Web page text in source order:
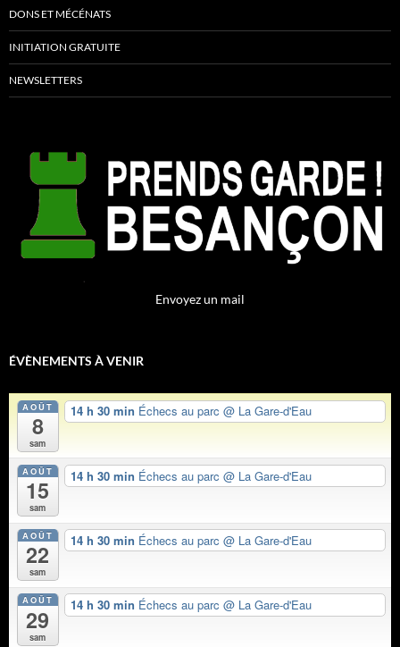
DONS ET MÉCÉNATS
INITIATION GRATUITE
NEWSLETTERS
Envoyez un mail
ÉVÈNEMENTS À VENIR
AOÛT
8
sam
14 h 30 min Échecs au parc @ La Gare-d'Eau
AOÛT
15
sam
14 h 30 min Échecs au parc @ La Gare-d'Eau
AOÛT
22
sam
14 h 30 min Échecs au parc @ La Gare-d'Eau
AOÛT
29
sam
14 h 30 min Échecs au parc @ La Gare-d'Eau